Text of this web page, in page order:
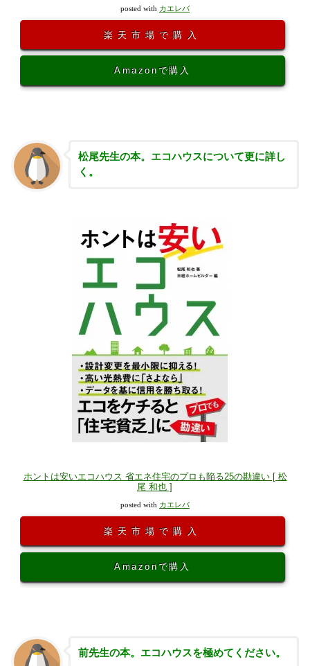
posted with カエレバ
楽天市場で購入
Amazonで購入
松尾先生の本。エコハウスについて更に詳し
く。
ホントは安いエコハウス 省エネ住宅のプロも陥る25の勘違い [ 松
尾 和也 ]
posted with カエレバ
楽天市場で購入
Amazonで購入
前先生の本。エコハウスを極めてください。